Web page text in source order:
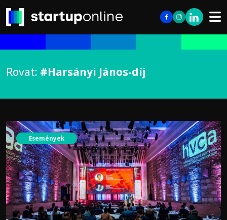
Rovat: #Harsányi János-díj
Események